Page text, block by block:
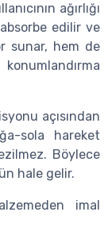
ağırlığı
edilir ve
sunar, hem de
açısından
sola hareket
Böylece
hale gelir.
imal